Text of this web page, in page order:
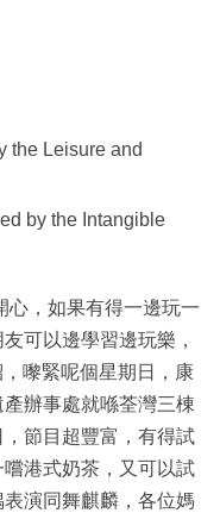
the Leisure and
by the Intangible
心，如果有得一邊玩一
可以邊學習邊玩樂，
嚟緊呢個星期日，康
辦事處就喺荃灣三棟
節目超豐富，有得試
港式奶茶，又可以試
演同舞麒麟，各位媽